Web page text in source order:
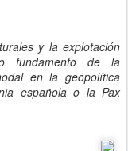
y la explotación
fundamento de la
en la geopolítica
española o la Pax